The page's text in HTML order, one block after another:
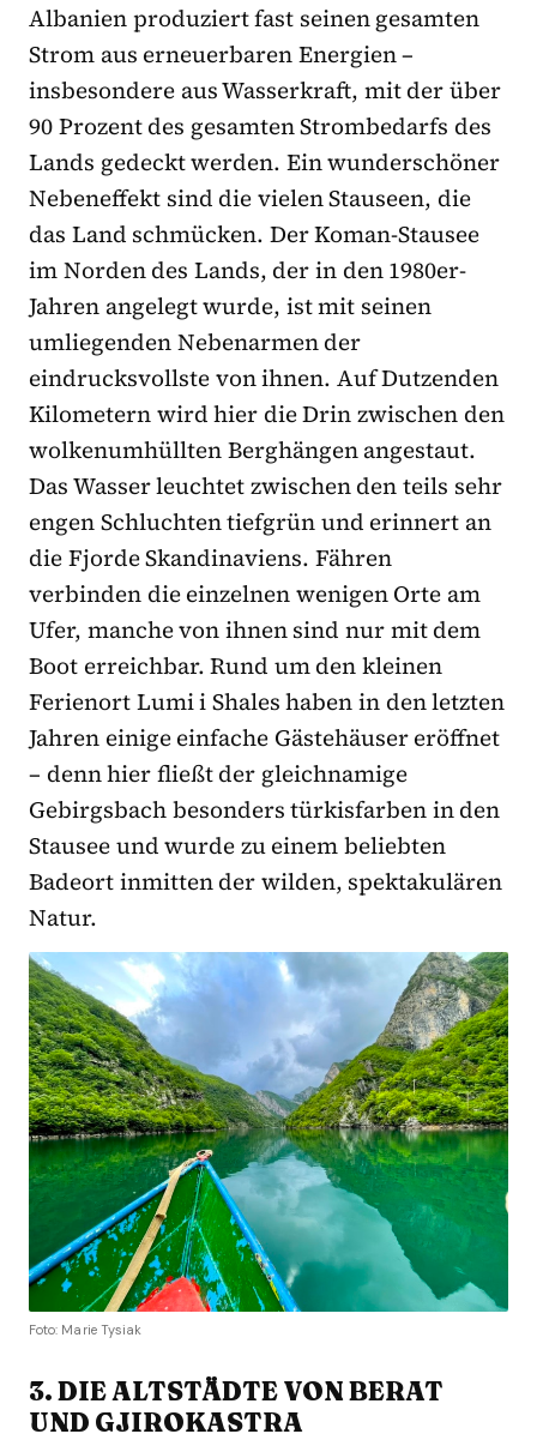
Albanien produziert fast seinen gesamten
Strom aus erneuerbaren Energien –
insbesondere aus Wasserkraft, mit der über
90 Prozent des gesamten Strombedarfs des
Lands gedeckt werden. Ein wunderschöner
Nebeneffekt sind die vielen Stauseen, die
das Land schmücken. Der Koman-Stausee
im Norden des Lands, der in den 1980er-
Jahren angelegt wurde, ist mit seinen
umliegenden Nebenarmen der
eindrucksvollste von ihnen. Auf Dutzenden
Kilometern wird hier die Drin zwischen den
wolkenumhüllten Berghängen angestaut.
Das Wasser leuchtet zwischen den teils sehr
engen Schluchten tiefgrün und erinnert an
die Fjorde Skandinaviens. Fähren
verbinden die einzelnen wenigen Orte am
Ufer, manche von ihnen sind nur mit dem
Boot erreichbar. Rund um den kleinen
Ferienort Lumi i Shales haben in den letzten
Jahren einige einfache Gästehäuser eröffnet
– denn hier fließt der gleichnamige
Gebirgsbach besonders türkisfarben in den
Stausee und wurde zu einem beliebten
Badeort inmitten der wilden, spektakulären
Natur.
Foto: Marie Tysiak
3. DIE ALTSTÄDTE VON BERAT
UND GJIROKASTRA